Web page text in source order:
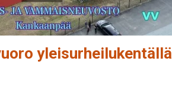
yleisurheilukentällä